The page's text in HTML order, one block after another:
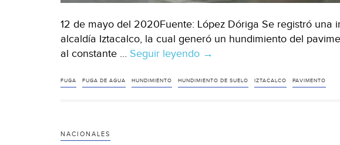
12 de mayo del 2020Fuente: López Dóriga Se registró una
alcaldía Iztacalco, la cual generó un hundimiento del
al constante … Seguir leyendo CDMX:
de
→
FUGA FUGA DE AGUA HUNDIMIENTO HUNDIMIENTO DE SUELO IZTACALCO PAVIMENTO
NACIONALES